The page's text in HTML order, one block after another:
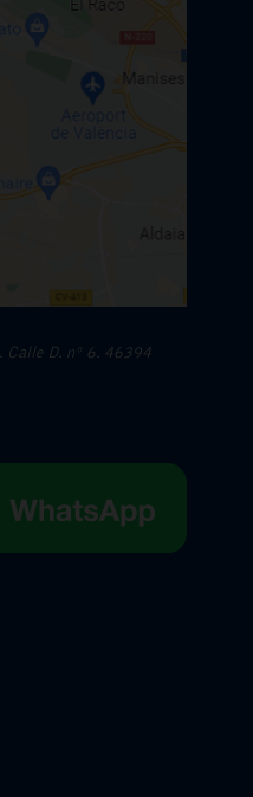
Calle D. nº 6. 46394